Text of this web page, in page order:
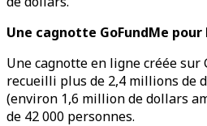
Une cagnotte GoFundMe
Une cagnotte en ligne créée sur
recueilli plus de 2,4 millions de
(environ 1,6 million de dollars
de 42 000 personnes.